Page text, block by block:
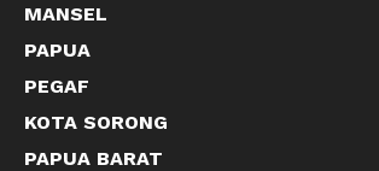
MANSEL
PAPUA
PEGAF
KOTA SORONG
PAPUA BARAT